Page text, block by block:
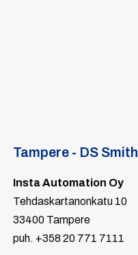
Tampere - DS Smith
Insta Automation Oy
Tehdaskartanonkatu 10
33400 Tampere
puh. +358 20 771 7111